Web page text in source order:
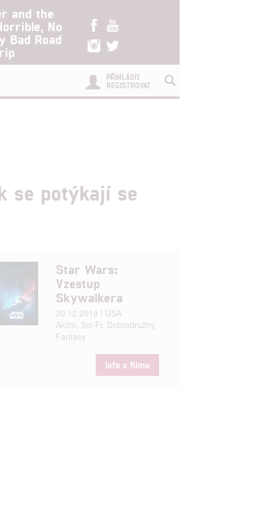
and the
No
Bad Road
PŘIHLÁSIT
REGISTROVAT
se potýkají se
Star Wars:
Vzestup
Skywalkera
20.12.2019 | USA
Akční, Sci-Fi, Dobrodružný,
Fantasy
Info o filmu